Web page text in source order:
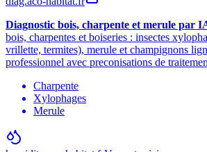
Diagnostic bois, charpente et merule par
bois, charpentes et boiseries : insectes
vrillette, termites), merule et champignons
professionnel avec preconisations de
Charpente
Xylophages
Merule